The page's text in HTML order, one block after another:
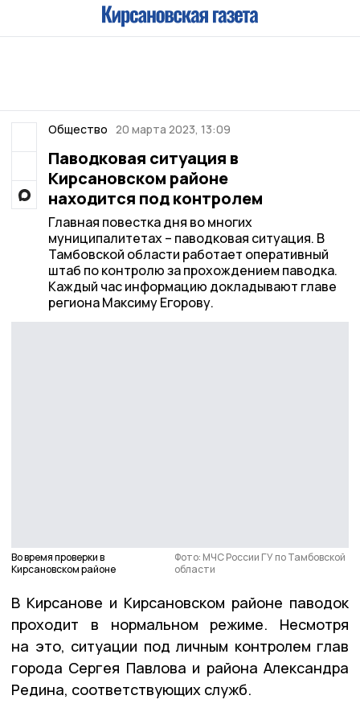
Общество 20 марта 2023, 13:09
Паводковая ситуация в
Кирсановском районе
находится под контролем
Главная повестка дня во многих
муниципалитетах – паводковая ситуация. В
Тамбовской области работает оперативный
штаб по контролю за прохождением паводка.
Каждый час информацию докладывают главе
региона Максиму Егорову.
Во время проверки в
Кирсановском районе
Фото: МЧС России ГУ по Тамбовской
области
В Кирсанове и Кирсановском районе паводок
проходит в нормальном режиме. Несмотря
на это, ситуации под личным контролем глав
города Сергея Павлова и района Александра
Редина, соответствующих служб.